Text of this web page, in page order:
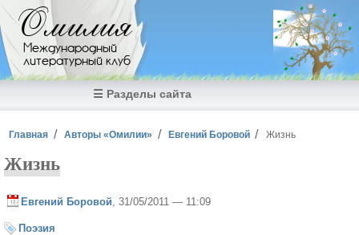
Перейти к основному содержанию
Омилия
Международный
литературный клуб
☰ Разделы сайта
Вы здесь
Главная Авторы «Омилии» Евгений Боровой Жизнь
Жизнь
Евгений Боровой , 31/05/2011 — 11:09
Поэзия